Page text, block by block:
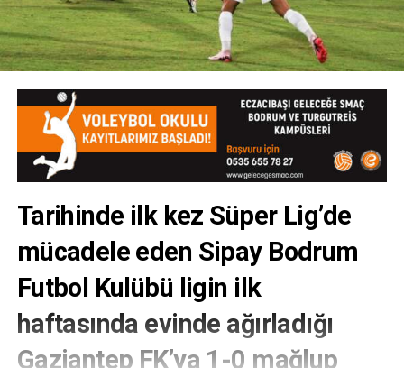
Tarihinde ilk kez Süper Lig’de
mücadele eden Sipay Bodrum
Futbol Kulübü ligin ilk
haftasında evinde ağırladığı
Gaziantep FK’ya 1-0 mağlup